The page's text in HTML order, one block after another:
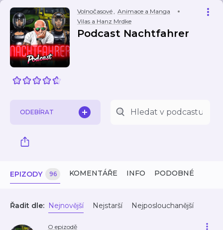
Volnočasové, Animace a Manga
Vilas a Hanz Mrdke
Podcast Nachtfahrer
ODEBÍRAT
EPIZODY 96 KOMENTÁŘE INFO PODOBNÉ
Řadit dle: Nejnovější Nejstarší Nejposlouchanější
O epizodě